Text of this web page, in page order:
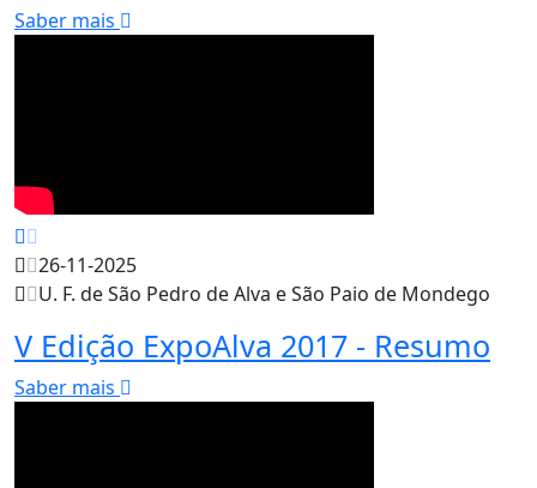
Saber mais
26-11-2025
U. F. de São Pedro de Alva e São Paio de Mondego
V Edição ExpoAlva 2017 - Resumo
Saber mais